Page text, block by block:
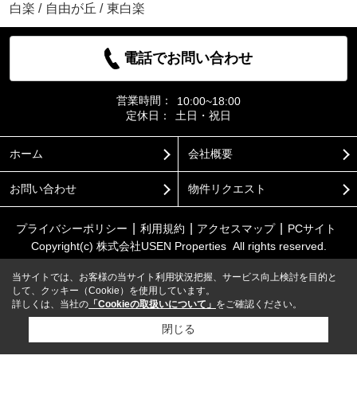
白楽 / 自由が丘 / 東白楽
電話でお問い合わせ
営業時間：
10:00~18:00
定休日：
土日・祝日
ホーム 会社概要
お問い合わせ 物件リクエスト
プライバシーポリシー 利用規約 アクセスマップ
PCサイト
Copyright(c) 株式会社USEN Properties All rights reserved.
当サイトでは、お客様の当サイト利用状況把握、サービス向上検討を目的と
して、クッキー（Cookie）を使用しています。
詳しくは、当社の 「Cookieの取扱いについて」 をご確認ください。
閉じる